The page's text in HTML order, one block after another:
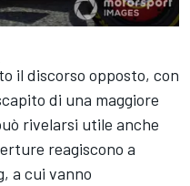
il discorso opposto, con
di una maggiore
rivelarsi utile anche
reagiscono a
a cui vanno